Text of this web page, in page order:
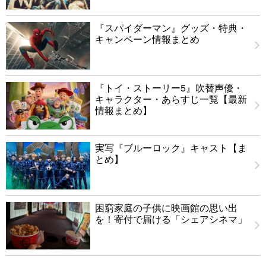
『スパイダーマン』グッズ・特典・
キャンペーン情報まとめ
『トイ・ストーリー5』吹替声優・
キャラクター・あらすじ一覧【最新
情報まとめ】
実写『ブルーロック』キャスト【ま
とめ】
困窮家庭の子供に映画館の思い出
を！寄付で届ける「シェアシネマ」